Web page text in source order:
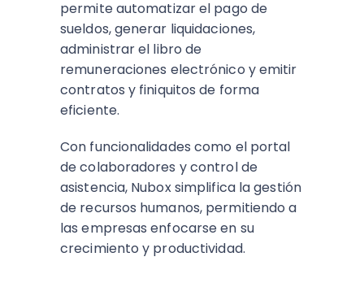
permite automatizar el pago de
sueldos, generar liquidaciones,
administrar el libro de
remuneraciones electrónico y emitir
contratos y finiquitos de forma
eficiente.
Con funcionalidades como el portal
de colaboradores y control de
asistencia, Nubox simplifica la gestión
de recursos humanos, permitiendo a
las empresas enfocarse en su
crecimiento y productividad.